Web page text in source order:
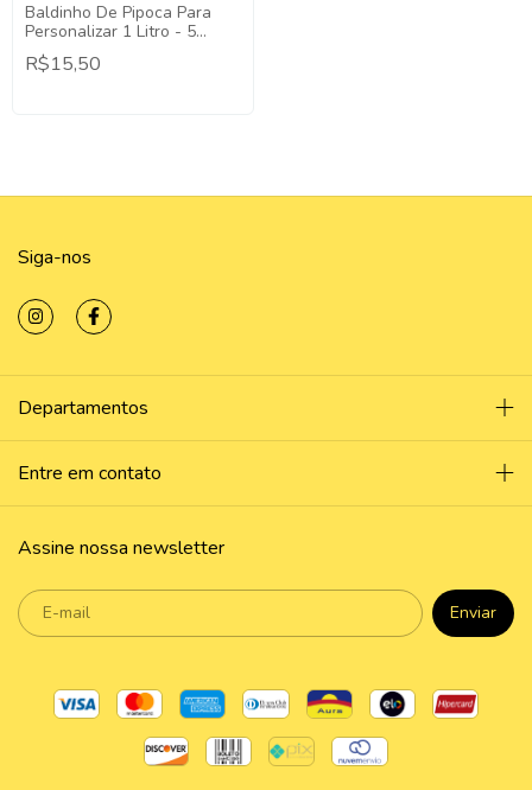
Baldinho De Pipoca Para
Personalizar 1 Litro - 5
Unidades.
R$15,50
Siga-nos
Departamentos
Entre em contato
Assine nossa newsletter